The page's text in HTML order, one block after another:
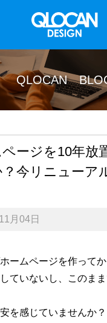
QLOCAN
ージを10年放
今リニューア
月04日
ームページを作って
していないし、このま
を感じていませんか？